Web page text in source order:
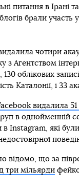
питання в Ірані
брали участь
чотири
з Агентством
облікових
Каталонії, і 33
видалила 51
в однойменній
в Instagram, які
відомо, що за
три мільярди